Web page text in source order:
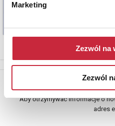
Marketing
Zezwól na
Zezwól
Aby otrzymywać informacje o
adres